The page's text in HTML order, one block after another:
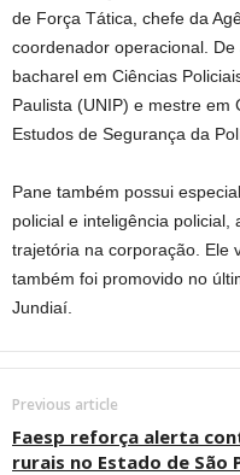
de Força Tática, chefe da
coordenador operacional.
bacharel em Ciências
Paulista (UNIP) e mestre em
Estudos de Segurança da
Pane também possui
policial e inteligência
trajetória na corporação. Ele
também foi promovido no
Jundiaí.
Previous article
Faesp reforça alerta
rurais no Estado de São